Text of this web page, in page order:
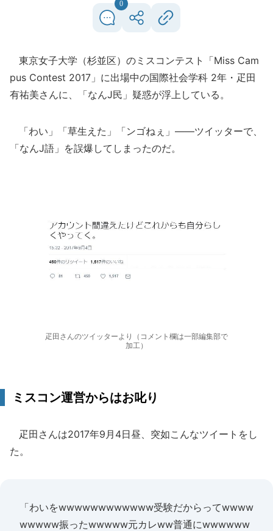
0
東京女子大学（杉並区）のミスコンテスト「Miss Cam
pus Contest 2017」に出場中の国際社会学科 2年・疋田
有祐美さんに、「なんJ民」疑惑が浮上している。
「わい」「草生えた」「ンゴねぇ」――ツイッターで、
「なんJ語」を誤爆してしまったのだ。
疋田さんのツイッターより（コメント欄は一部編集部で
加工）
ミスコン運営からはお叱り
疋田さんは2017年9月4日昼、突如こんなツイートをし
た。
「わいをwwwwwwwwwwww受験だからってwwww
wwwww振ったwwwww元カレww普通にwwwwww